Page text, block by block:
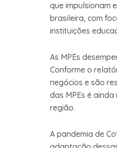
que impulsionam
brasileira, com
instituições
As MPEs
Conforme o
negócios e são
das MPEs é
região.
A pandemia de